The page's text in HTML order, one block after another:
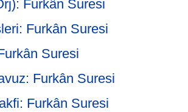
Furkân Suresi
Furkân Suresi
Suresi
Furkân Suresi
Furkân Suresi